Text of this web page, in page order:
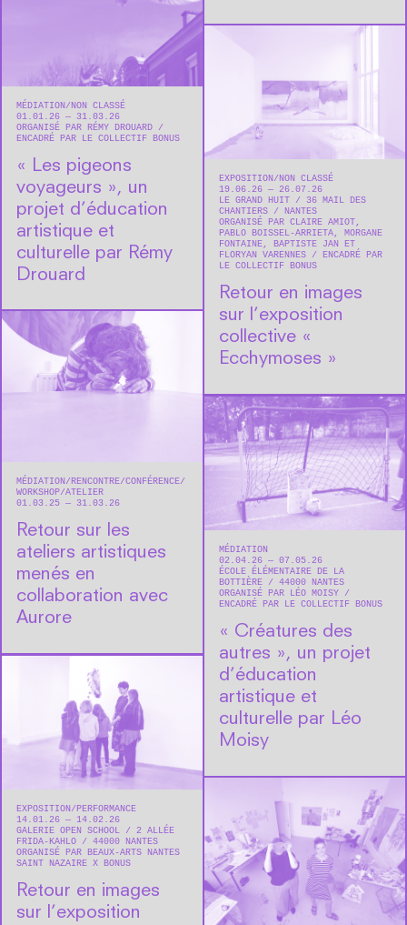
MÉDIATION
NON CLASSÉ
01.01.26 — 31.03.26
ORGANISÉ PAR RÉMY DROUARD
ENCADRÉ PAR LE COLLECTIF BONUS
« Les pigeons
voyageurs », un
projet d’éducation
artistique et
culturelle par Rémy
Drouard
EXPOSITION NON CLASSÉ
19.06.26 — 26.07.26
LE GRAND HUIT
36 MAIL DES
CHANTIERS
NANTES
ORGANISÉ PAR CLAIRE AMIOT,
PABLO BOISSEL-ARRIETA, MORGANE
FONTAINE, BAPTISTE JAN ET
FLORYAN VARENNES
ENCADRÉ PAR
LE COLLECTIF BONUS
Retour en images
sur l’exposition
collective «
Ecchymoses »
MÉDIATION RENCONTRE/CONFÉRENCE
WORKSHOP/ATELIER
01.03.25 — 31.03.26
Retour sur les
ateliers artistiques
menés en
collaboration avec
Aurore
MÉDIATION
02.04.26 — 07.05.26
ÉCOLE ÉLÉMENTAIRE DE LA
BOTTIÈRE
44000 NANTES
ORGANISÉ PAR LÉO MOISY
ENCADRÉ PAR LE COLLECTIF BONUS
« Créatures des
autres », un projet
d’éducation
artistique et
culturelle par Léo
Moisy
EXPOSITION PERFORMANCE
14.01.26 — 14.02.26
GALERIE OPEN SCHOOL
2 ALLÉE
FRIDA-KAHLO
44000 NANTES
ORGANISÉ PAR BEAUX-ARTS NANTES
SAINT NAZAIRE X BONUS
Retour en images
sur l’exposition